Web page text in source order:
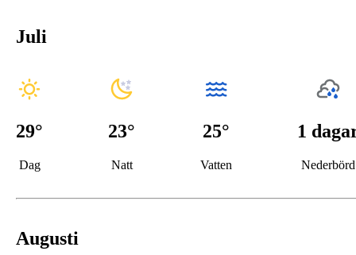
Juli
29°
Dag
23°
Natt
25°
Vatten
1
Nederbörd
Augusti